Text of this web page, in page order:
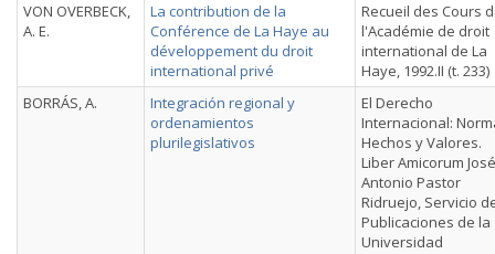
VON OVERBECK,
A. E.
La contribution de la
Conférence de La Haye au
développement du droit
international privé
Recueil des Cours
l'Académie de droit
international de La
Haye, 1992.II (t. 233)
BORRÁS, A.
Integración regional y
ordenamientos
plurilegislativos
El Derecho
Internacional:
Hechos y Valores.
Liber Amicorum José
Antonio Pastor
Ridruejo, Servicio
Publicaciones de la
Universidad